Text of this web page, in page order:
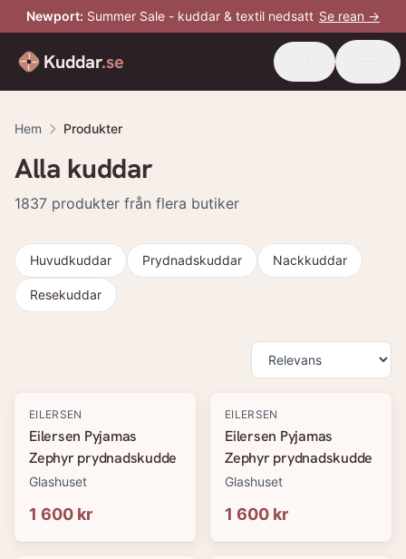
Newport: Summer Sale - kuddar & textil nedsatt Se rean →
Kuddar.se
Hem Produkter
Alla kuddar
1837 produkter från flera butiker
Huvudkuddar Prydnadskuddar Nackkuddar
Resekuddar
EILERSEN
Eilersen Pyjamas
Zephyr prydnadskudde
Glashuset
1 600 kr
EILERSEN
Eilersen Pyjamas
Zephyr prydnadskudde
Glashuset
1 600 kr